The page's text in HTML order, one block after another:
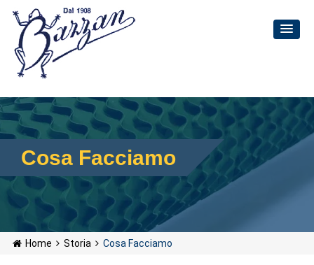
Cosa Facciamo
Home Storia Cosa Facciamo